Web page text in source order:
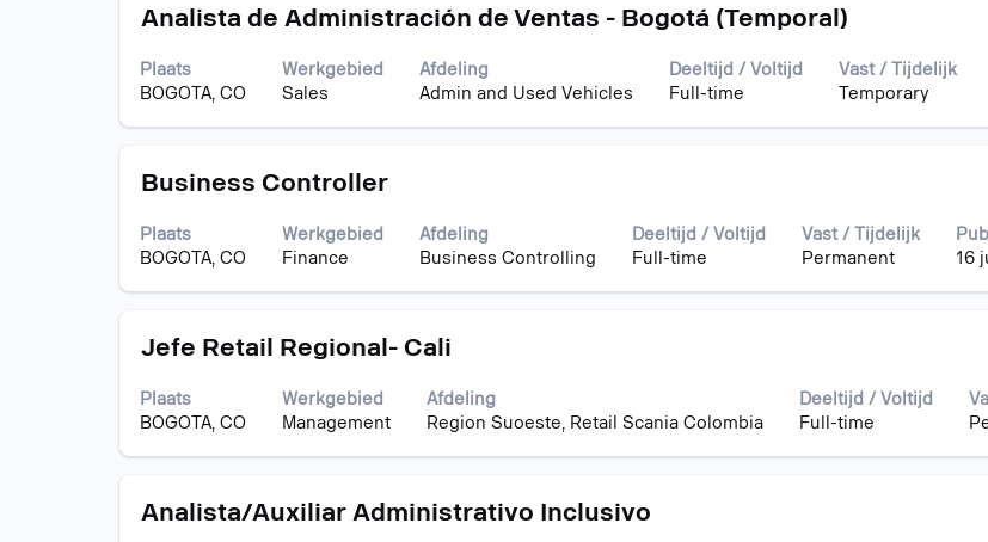
van
functiegegevens
weer
geven.
Titel
Analista de Administración de Ventas - Bogotá (Temporal)
Plaats
BOGOTA, CO
Werkgebied
Sales
Afdeling
Admin and Used Vehicles
Deeltijd / Voltijd
Full-time
Vast / Tijdelijk
Temporary
Selecteer
spatiebalk
om
volledige
van
functiegegevens
weer
geven.
Titel
Business Controller
Plaats
BOGOTA, CO
Werkgebied
Finance
Afdeling
Business Controlling
Deeltijd / Voltijd
Full-time
Vast / Tijdelijk
Permanent
16
Selecteer
spatiebalk
om
volledige
van
functiegegevens
weer
geven.
Titel
Jefe Retail Regional- Cali
Plaats
BOGOTA, CO
Werkgebied
Management
Afdeling
Region Suoeste, Retail Scania Colombia
Deeltijd / Voltijd
Full-time
Selecteer
spatiebalk
om
volledige
van
Titel
Analista/Auxiliar Administrativo Inclusivo
Selecteer